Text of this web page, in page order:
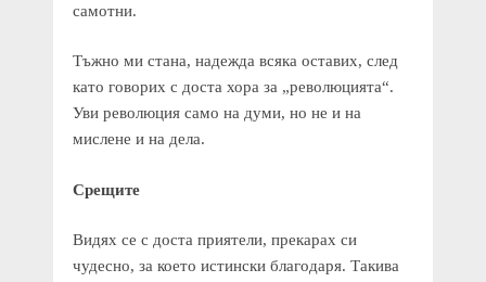
самотни.
Тъжно ми стана, надежда всяка оставих, след
като говорих с доста хора за „революцията“.
Уви революция само на думи, но не и на
мислене и на дела.
Срещите
Видях се с доста приятели, прекарах си
чудесно, за което истински благодаря. Такива